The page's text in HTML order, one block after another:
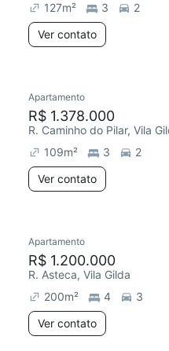
127m² 3
2
Ver contato
Apartamento
R$ 1.378.000
R. Caminho do Pilar, Vila
109m² 3
2
Ver contato
Apartamento
R$ 1.200.000
R. Asteca, Vila Gilda
200m² 4
3
Ver contato